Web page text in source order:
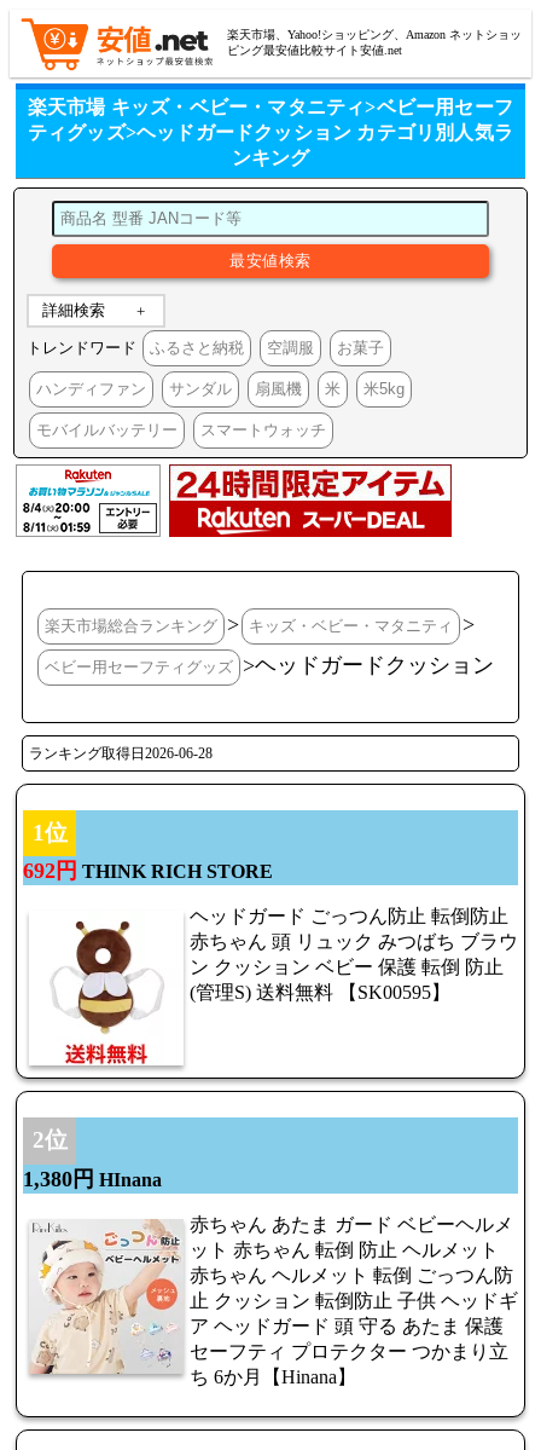
楽天市場、Yahoo!ショッピング、Amazon ネットショッ
ピング最安値比較サイト安値.net
楽天市場 キッズ・ベビー・マタニティ>ベビー用セーフ
ティグッズ>ヘッドガードクッション カテゴリ別人気ラ
ンキング
詳細検索
トレンドワード ふるさと納税 空調服 お菓子
ハンディファン サンダル 扇風機 米 米5kg
モバイルバッテリー スマートウォッチ
楽天市場総合ランキング > キッズ・ベビー・マタニティ >
ベビー用セーフティグッズ >ヘッドガードクッション
ランキング取得日2026-06-28
1位
692円 THINK RICH STORE
ヘッドガード ごっつん防止 転倒防止
赤ちゃん 頭 リュック みつばち ブラウ
ン クッション ベビー 保護 転倒 防止
(管理S) 送料無料 【SK00595】
2位
1,380円 HInana
赤ちゃん あたま ガード ベビーヘルメ
ット 赤ちゃん 転倒 防止 ヘルメット
赤ちゃん ヘルメット 転倒 ごっつん防
止 クッション 転倒防止 子供 ヘッドギ
ア ヘッドガード 頭 守る あたま 保護
セーフティ プロテクター つかまり立
ち 6か月【Hinana】